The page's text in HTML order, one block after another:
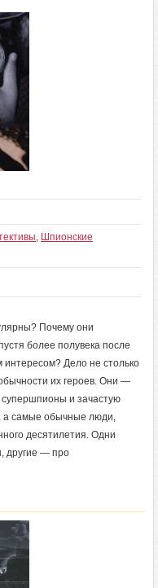
, Шпионские
Почему они
более полувека после
Дело не столько
их героев. Они —
и зачастую
а самые обычные люди,
десятилетия. Одни
другие — про